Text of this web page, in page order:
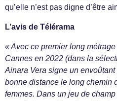
qu’elle n’est pas digne d’être
L’avis de Télérama
« Avec ce premier long
Cannes en 2022 (dans la
Ainara Vera signe un
bonne distance le long chemin
femmes. Dans un jeu de